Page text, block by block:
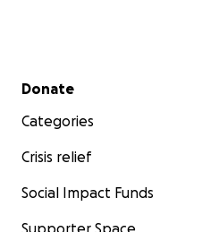
Secondary menu
Donate
Categories
Crisis relief
Social Impact Funds
Supporter Space